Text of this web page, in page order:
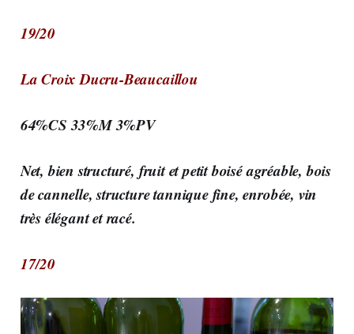
19/20
La Croix Ducru-Beaucaillou
64%CS 33%M 3%PV
Net, bien structuré, fruit et petit boisé agréable, bois
de cannelle, structure tannique fine, enrobée, vin
très élégant et racé.
17/20